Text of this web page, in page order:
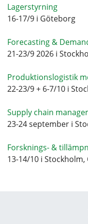
Lagerstyrning
16-17/9 i Göteborg
Forecasting &
21-23/9 2026 i
Produktionslogistik
22-23/9 + 6-7/10 i
Supply chain
23-24 september i
Forsknings- &
13-14/10 i